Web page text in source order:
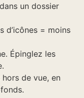
un dossier
d’icônes = moins
Épinglez les
de vue, en